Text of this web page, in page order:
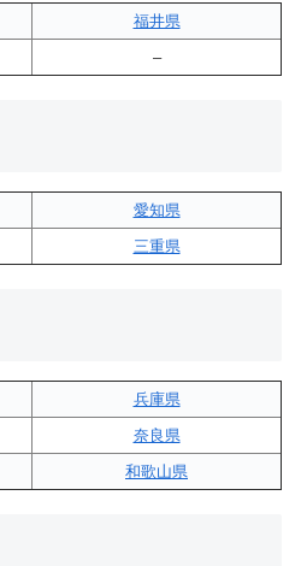
福井県
–
愛知県
三重県
兵庫県
奈良県
和歌山県